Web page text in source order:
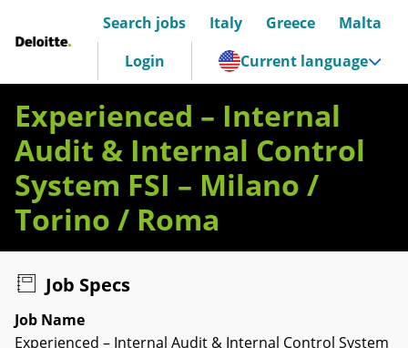
Deloitte Italia
Search jobs Italy Greece
Malta
Login
Current language
Experienced – Internal
Audit & Internal Control
System FSI – Milano /
Torino / Roma
Job Specs
Job Name
Experienced – Internal Audit & Internal Control System